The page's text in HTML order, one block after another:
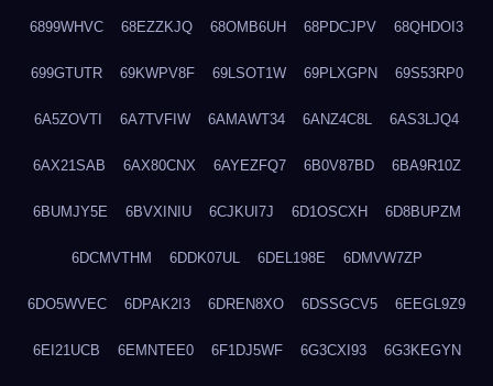
6899WHVC 68EZZKJQ 68OMB6UH 68PDCJPV 68QHDOI3
699GTUTR 69KWPV8F 69LSOT1W 69PLXGPN 69S53RP0
6A5ZOVTI 6A7TVFIW 6AMAWT34 6ANZ4C8L 6AS3LJQ4
6AX21SAB 6AX80CNX 6AYEZFQ7 6B0V87BD 6BA9R10Z
6BUMJY5E 6BVXINIU 6CJKUI7J 6D1OSCXH 6D8BUPZM
6DCMVTHM 6DDK07UL 6DEL198E 6DMVW7ZP
6DO5WVEC 6DPAK2I3 6DREN8XO 6DSSGCV5 6EEGL9Z9
6EI21UCB 6EMNTEE0 6F1DJ5WF 6G3CXI93 6G3KEGYN